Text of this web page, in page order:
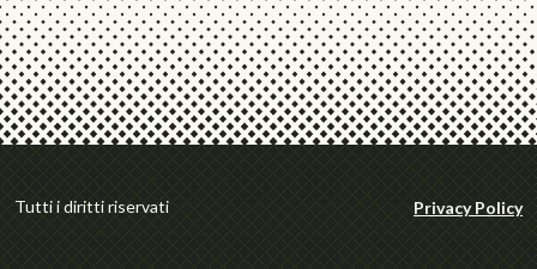
Tutti i diritti riservati Privacy Policy